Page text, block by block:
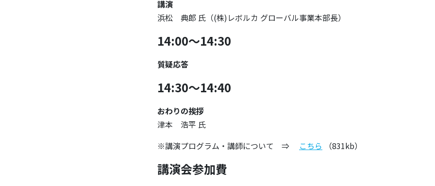
講演
浜松 典郎 氏（(株)レボルカ グローバル事業本部長）
14:00～14:30
質疑応答
14:30～14:40
おわりの挨拶
津本 浩平 氏
※講演プログラム・講師について ⇒ こちら （831kb）
講演会参加費